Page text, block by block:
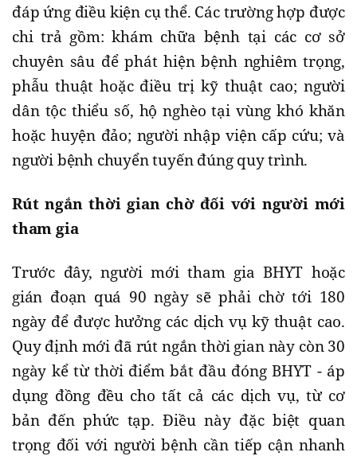
đáp ứng điều kiện cụ thể. Các trường hợp được
chi trả gồm: khám chữa bệnh tại các cơ sở
chuyên sâu để phát hiện bệnh nghiêm trọng,
phẫu thuật hoặc điều trị kỹ thuật cao; người
dân tộc thiểu số, hộ nghèo tại vùng khó khăn
hoặc huyện đảo; người nhập viện cấp cứu; và
người bệnh chuyển tuyến đúng quy trình.
Rút ngắn thời gian chờ đối với người mới
tham gia
Trước đây, người mới tham gia BHYT hoặc
gián đoạn quá 90 ngày sẽ phải chờ tới 180
ngày để được hưởng các dịch vụ kỹ thuật cao.
Quy định mới đã rút ngắn thời gian này còn 30
ngày kể từ thời điểm bắt đầu đóng BHYT - áp
dụng đồng đều cho tất cả các dịch vụ, từ cơ
bản đến phức tạp. Điều này đặc biệt quan
trọng đối với người bệnh cần tiếp cận nhanh